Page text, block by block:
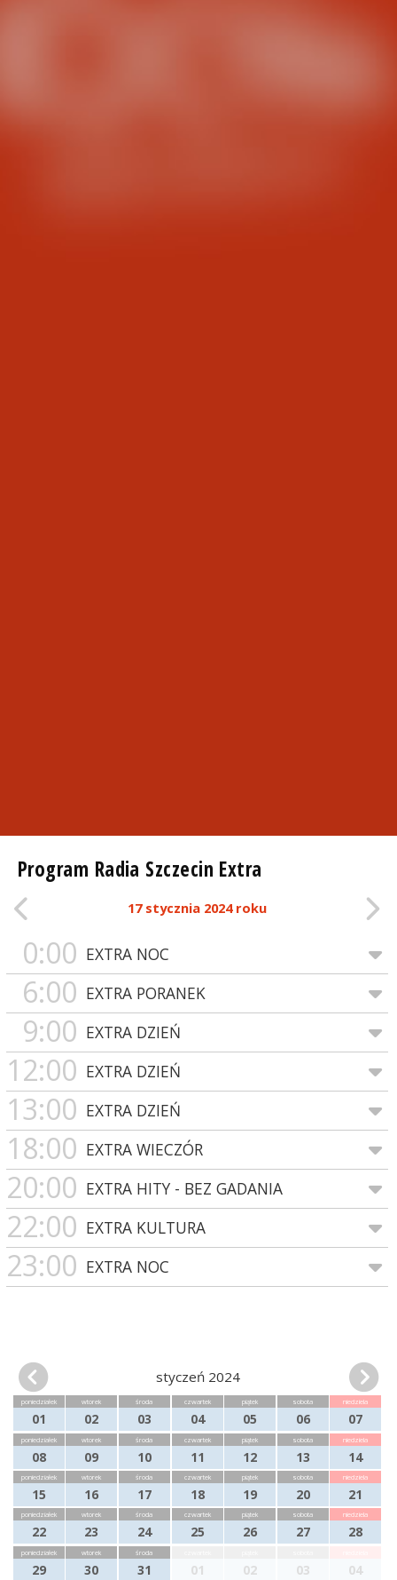
Program Radia Szczecin Extra
17 stycznia 2024 roku
0:00 EXTRA NOC
6:00 EXTRA PORANEK
9:00 EXTRA DZIEŃ
12:00 EXTRA DZIEŃ
13:00 EXTRA DZIEŃ
18:00 EXTRA WIECZÓR
20:00 EXTRA HITY - BEZ GADANIA
22:00 EXTRA KULTURA
23:00 EXTRA NOC
styczeń 2024
poniedziałek
01
wtorek
02
środa
03
czwartek
04
piątek
05
sobota
06
niedziela
07
poniedziałek
08
wtorek
09
środa
10
czwartek
11
piątek
12
sobota
13
niedziela
14
poniedziałek
15
wtorek
16
środa
17
czwartek
18
piątek
19
sobota
20
niedziela
21
poniedziałek
22
wtorek
23
środa
24
czwartek
25
piątek
26
sobota
27
niedziela
28
poniedziałek
29
wtorek
30
środa
31 01 02 03 04